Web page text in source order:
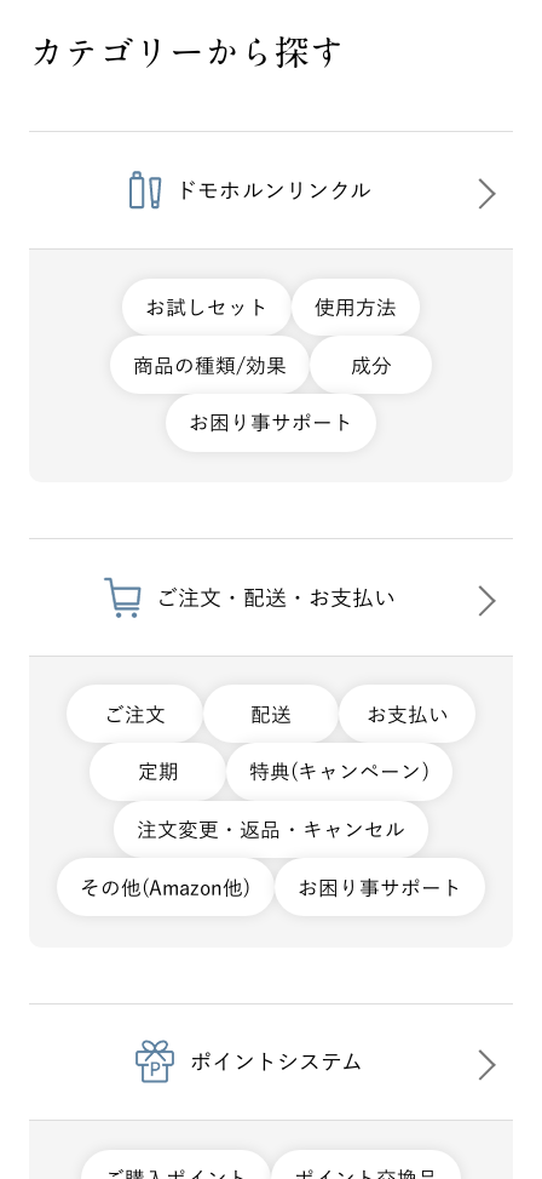
カテゴリーから探す
ドモホルンリンクル
お試しセット 使用方法
商品の種類/効果 成分
お困り事サポート
ご注文・配送・お支払い
ご注文 配送 お支払い
定期 特典(キャンペーン)
注文変更・返品・キャンセル
その他(Amazon他) お困り事サポート
ポイントシステム